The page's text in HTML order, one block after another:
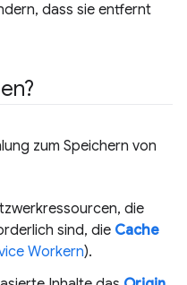
dass sie entfernt
zum Speichern von
die
sind, die Cache
Workern).